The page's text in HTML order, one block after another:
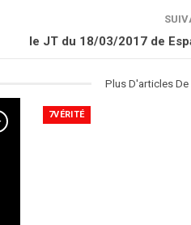
le JT du 18/03/2017 de
Plus D'articles
7VÉRITÉ